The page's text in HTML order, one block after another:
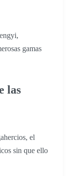
gamas
las
el
sin que ello